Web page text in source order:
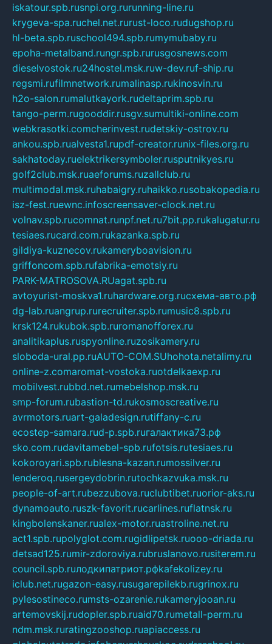
iskatour.spb.rusnpi.org.rurunning-line.ru
krygeva-spa.ruchel.net.rurust-loco.rudugshop.ru
hl-beta.spb.ruschool494.spb.rumymubaby.ru
epoha-metalband.rungr.spb.rurusgosnews.com
dieselvostok.ru24hostel.msk.ruw-dev.ruf-ship.ru
regsmi.rufilmnetwork.rumalinasp.rukinosvin.ru
h2o-salon.rumalutkayork.rudeltaprim.spb.ru
tango-perm.rugooddir.rusgv.sumultiki-online.com
webkrasotki.comcherinvest.rudetskiy-ostrov.ru
ankou.spb.rualvesta1.rupdf-creator.runix-files.org.ru
sakhatoday.ruelektrikersymboler.rusputnikyes.ru
golf2club.msk.ruaeforums.ruzallclub.ru
multimodal.msk.ruhabaigry.ruhaikko.rusobakopedia.ru
isz-fest.ruewnc.infoscreensaver-clock.net.ru
volnav.spb.rucomnat.runpf.net.ru7bit.pp.rukalugatur.ru
tesiaes.rucard.com.rukazanka.spb.ru
gildiya-kuznecov.rukameryboavision.ru
griffoncom.spb.rufabrika-emotsiy.ru
PARK-MATROSOVA.RUagat.spb.ru
avtoyurist-moskva1.ruhardware.org.ruсхема-авто.рф
dg-lab.ruangrup.rurecruiter.spb.rumusic8.spb.ru
krsk124.rukubok.spb.ruromanofforex.ru
analitikaplus.ruspyonline.ruzosikamery.ru
sloboda-ural.pp.ruAUTO-COM.SUhohota.netalimy.ru
online-z.comaromat-vostoka.ruotdelkaexp.ru
mobilvest.rubbd.net.rumebelshop.msk.ru
smp-forum.rubastion-td.rukosmoscreative.ru
avrmotors.ruart-galadesign.rutiffany-c.ru
ecostep-samara.rud-p.spb.ruгалактика73.рф
sko.com.rudavitamebel-spb.rufotsis.rutesiaes.ru
kokoroyari.spb.rublesna-kazan.rumossilver.ru
lenderoq.rusergeydobrin.rutochkazvuka.msk.ru
people-of-art.rubezzubova.ruclubtibet.ruorior-aks.ru
dynamoauto.ruszk-favorit.rucarlines.ruflatnsk.ru
kingbolenskaner.rualex-motor.ruastroline.net.ru
act1.spb.rupolyglot.com.rugidlipetsk.ruooo-driada.ru
detsad125.rumir-zdoroviya.rubruslanovo.rusiterem.ru
council.spb.ruлодкипатриот.рфkafekolizey.ru
iclub.net.rugazon-easy.rusugarepilekb.rugrinox.ru
pylesostineco.rumsts-ozarenie.rukameryjooan.ru
artemovskij.rudopler.spb.ruaid70.rumetall-perm.ru
ndm.msk.ruratingzooshop.ruapiaccess.ru